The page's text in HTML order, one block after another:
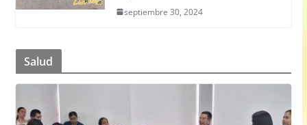
septiembre 30, 2024
Salud